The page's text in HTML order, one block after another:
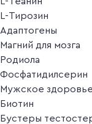
L-Тирозин
Адаптогены
Магний для мозга
Родиола
Фосфатидилсерин
Мужское здоровье
Биотин
Бустеры